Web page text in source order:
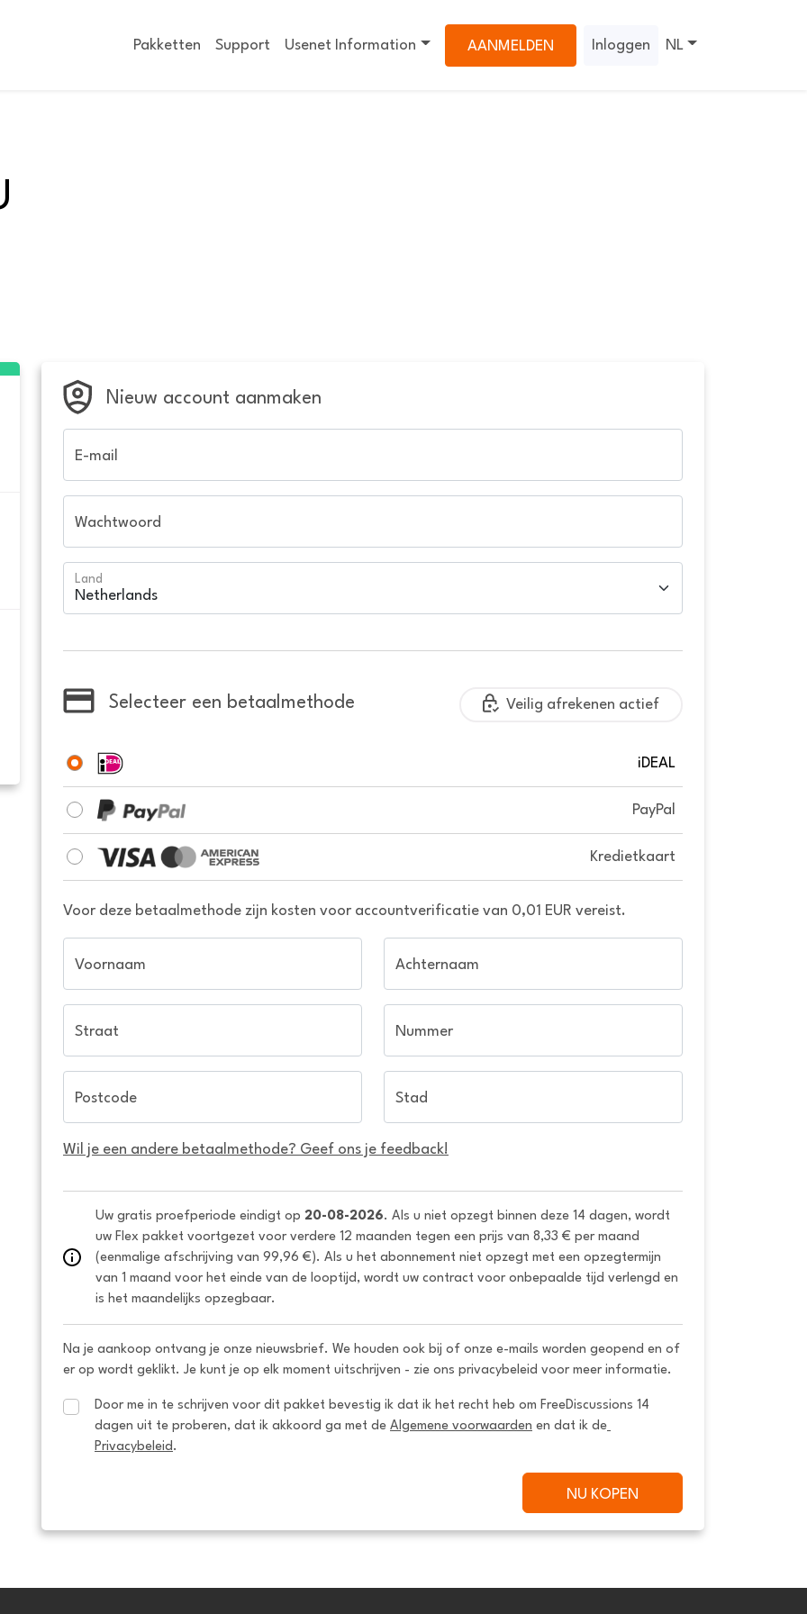
Pakketten Support Usenet Information AANMELDEN Inloggen NL
Nieuw account aanmaken
E-mail
Wachtwoord
Land
Selecteer een betaalmethode Veilig afrekenen actief
iDEAL
PayPal
Kredietkaart
Voor deze betaalmethode zijn kosten voor accountverificatie van 0,01 EUR vereist.
Voornaam Achternaam
Straat Nummer
Postcode Stad
Wil je een andere betaalmethode? Geef ons je feedback!
Uw gratis proefperiode eindigt op 20-08-2026. Als u niet opzegt binnen deze 14 dagen, wordt
uw Flex pakket voortgezet voor verdere 12 maanden tegen een prijs van 8,33 € per maand
(eenmalige afschrijving van 99,96 €). Als u het abonnement niet opzegt met een opzegtermijn
van 1 maand voor het einde van de looptijd, wordt uw contract voor onbepaalde tijd verlengd en
is het maandelijks opzegbaar.
Na je aankoop ontvang je onze nieuwsbrief. We houden ook bij of onze e-mails worden geopend en of
er op wordt geklikt. Je kunt je op elk moment uitschrijven - zie ons privacybeleid voor meer informatie.
Door me in te schrijven voor dit pakket bevestig ik dat ik het recht heb om FreeDiscussions 14
dagen uit te proberen, dat ik akkoord ga met de Algemene voorwaarden en dat ik de
Privacybeleid .
NU KOPEN